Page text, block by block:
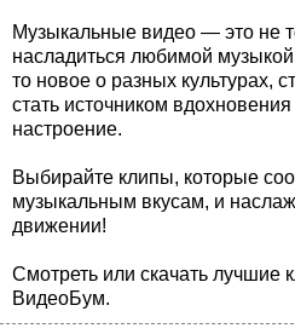
Музыкальные видео — это не
насладиться любимой
то новое о разных культурах,
стать источником
настроение.
Выбирайте клипы, которые
музыкальным вкусам, и
движении!
Смотреть или скачать лучшие
ВидеоБум.